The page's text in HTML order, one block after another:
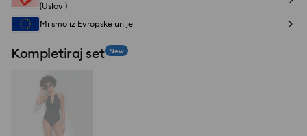
(Uslovi)
Mi smo iz Evropske unije
Kompletiraj set New